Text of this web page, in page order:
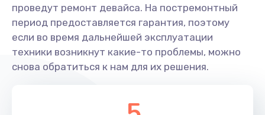
проведут ремонт девайса. На постремонтный
период предоставляется гарантия, поэтому
если во время дальнейшей эксплуатации
техники возникнут какие-то проблемы, можно
снова обратиться к нам для их решения.